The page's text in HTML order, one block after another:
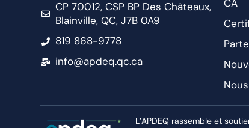
CP 70012, CSP BP Des Châteaux,
Blainville, QC, J7B 0A9
819 868-9778
info@apdeq.qc.ca
CA
L’APDEQ rassemble et